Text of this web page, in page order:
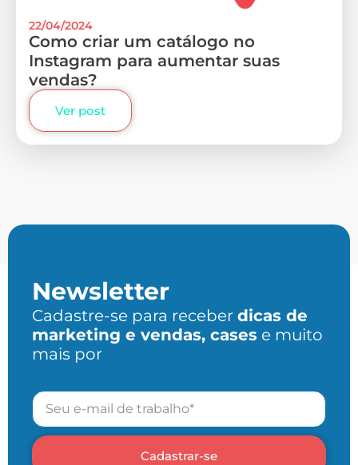
22/04/2024
Como criar um catálogo no
Instagram para aumentar suas
vendas?
Ver post
Newsletter
Cadastre-se para receber dicas de
marketing e vendas, cases e muito
mais por
Cadastrar-se